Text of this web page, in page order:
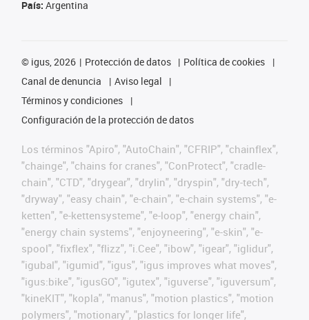
País: Argentina
© igus, 2026 Protección de datos
Política de cookies
Canal de denuncia
Aviso legal
Términos y condiciones
Configuración de la protección de datos
Los términos "Apiro", "AutoChain", "CFRIP", "chainflex",
"chainge", "chains for cranes", "ConProtect", "cradle-
chain", "CTD", "drygear", "drylin", "dryspin", "dry-tech",
"dryway", "easy chain", "e-chain", "e-chain systems", "e-
ketten", "e-kettensysteme", "e-loop", "energy chain",
"energy chain systems", "enjoyneering", "e-skin", "e-
spool", "fixflex", "flizz", "i.Cee", "ibow", "igear", "iglidur",
"igubal", "igumid", "igus", "igus improves what moves",
"igus:bike", "igusGO", "igutex", "iguverse", "iguversum",
"kineKIT", "kopla", "manus", "motion plastics", "motion
polymers", "motionary", "plastics for longer life",